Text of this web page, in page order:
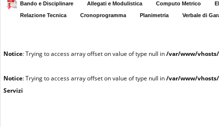
Bando e Disciplinare Allegati e Modulistica Computo Metrico
Relazione Tecnica
Cronoprogramma Planimetria Verbale di
Notice: Trying to access array offset on value of type null in/var/www/
Notice: Trying to access array offset on value of type null in/var/www/
Servizi